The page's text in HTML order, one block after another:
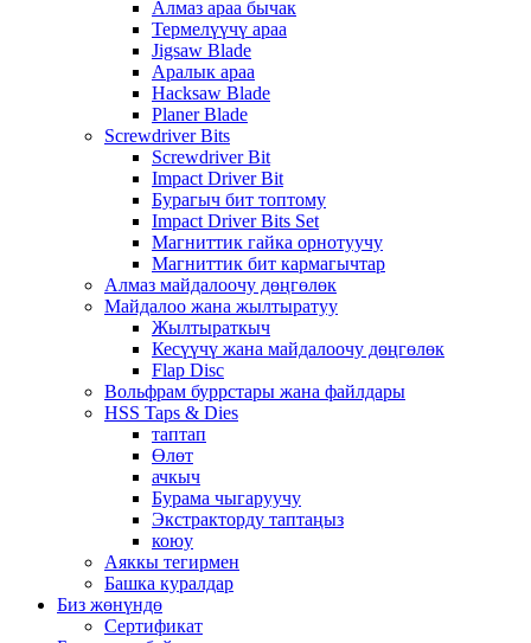
Алмаз араа бычак
Термелүүчү араа
Jigsaw Blade
Аралык араа
Hacksaw Blade
Planer Blade
Screwdriver Bits
Screwdriver Bit
Impact Driver Bit
Бурагыч бит топтому
Impact Driver Bits Set
Магниттик гайка орнотуучу
Магниттик бит кармагычтар
Алмаз майдалоочу дөңгөлөк
Майдалоо жана жылтыратуу
Жылтыраткыч
Кесүүчү жана майдалоочу дөңгөлөк
Flap Disc
Вольфрам буррстары жана файлдары
HSS Taps & Dies
таптап
Өлөт
ачкыч
Бурама чыгаруучу
Экстракторду таптаңыз
коюу
Аяккы тегирмен
Башка куралдар
Биз жөнүндө
Сертификат